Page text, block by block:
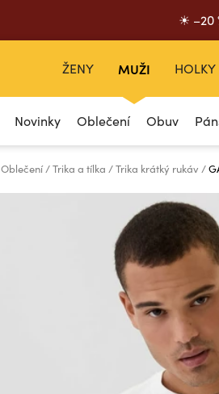
☀ –20
ŽENY MUŽI
Novinky Oblečení Obuv
HOLKY
Oblečení Trika a tílka Trika krátký rukáv